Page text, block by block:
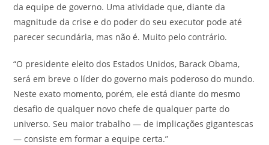
da equipe de governo. Uma atividade que, diante da
magnitude da crise e do poder do seu executor pode até
parecer secundária, mas não é. Muito pelo contrário.
“O presidente eleito dos Estados Unidos, Barack Obama,
será em breve o líder do governo mais poderoso do mundo.
Neste exato momento, porém, ele está diante do mesmo
desafio de qualquer novo chefe de qualquer parte do
universo. Seu maior trabalho — de implicações gigantescas
— consiste em formar a equipe certa.”